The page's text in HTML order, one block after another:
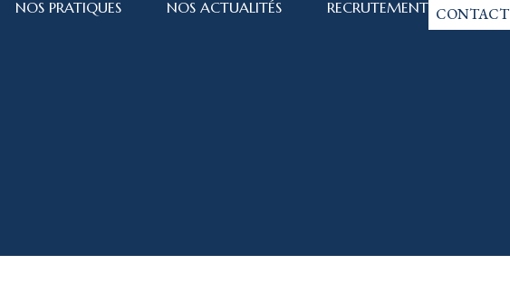
NOS PRATIQUES NOS ACTUALITÉS RECRUTEMENT CONTACT